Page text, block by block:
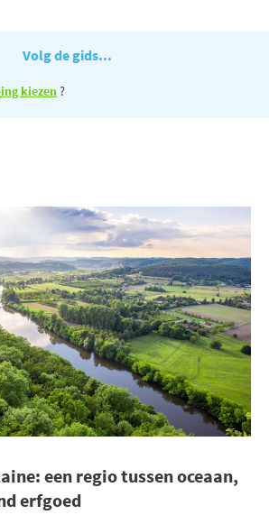
Volg de gids...
kiezen?
een regio tussen oceaan,
erfgoed